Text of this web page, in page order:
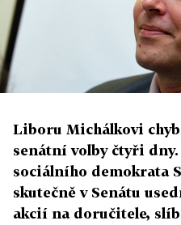
Liboru Michálkovi
senátní volby čtyři
sociálního demokrata
skutečně v Senátu
akcií na doručitele,